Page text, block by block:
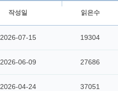
작성일 읽은수
2026-07-15 19304
2026-06-09 27686
2026-04-24 37051